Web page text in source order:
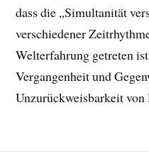
dass die „Simultanität
verschiedener
Welterfahrung getreten
Vergangenheit und
Unzurückweisbarkeit von